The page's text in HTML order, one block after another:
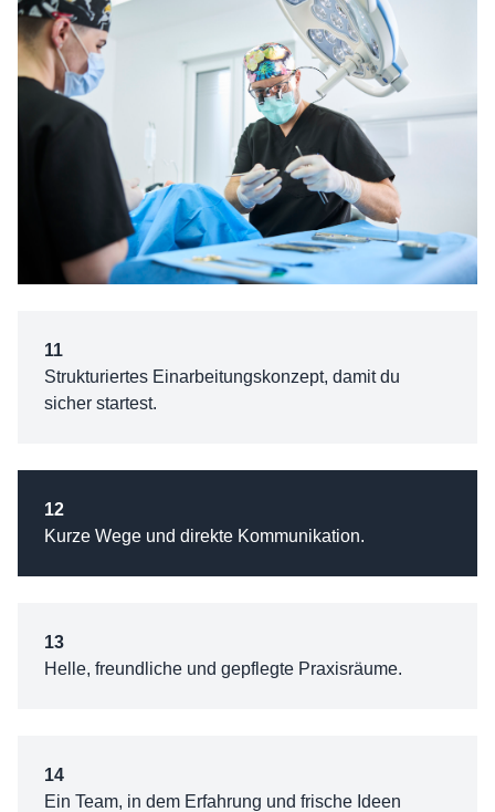
11
Strukturiertes Einarbeitungskonzept, damit du
sicher startest.
12
Kurze Wege und direkte Kommunikation.
13
Helle, freundliche und gepflegte Praxisräume.
14
Ein Team, in dem Erfahrung und frische Ideen